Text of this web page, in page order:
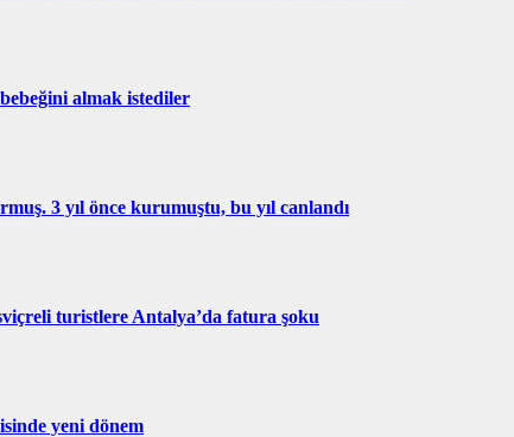
almak istediler
3 yıl önce kurumuştu, bu yıl canlandı
turistlere Antalya’da fatura şoku
yeni dönem